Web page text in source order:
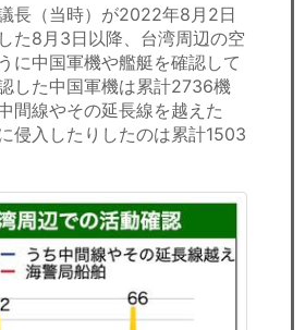
長（当時）が2022年8月2日
た8月3日以降、台湾周辺の空
に中国軍機や艦艇を確認して
した中国軍機は累計2736機
間線やその延長線を越えた
侵入したりしたのは累計1503